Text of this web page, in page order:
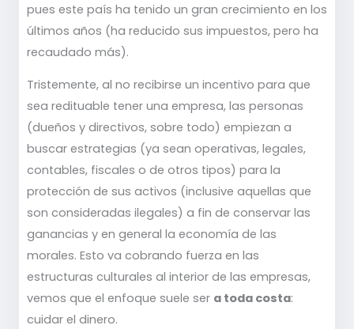
pues este país ha tenido un gran crecimiento en los
últimos años (ha reducido sus impuestos, pero ha
recaudado más).
Tristemente, al no recibirse un incentivo para que
sea redituable tener una empresa, las personas
(dueños y directivos, sobre todo) empiezan a
buscar estrategias (ya sean operativas, legales,
contables, fiscales o de otros tipos) para la
protección de sus activos (inclusive aquellas que
son consideradas ilegales) a fin de conservar las
ganancias y en general la economía de las
morales. Esto va cobrando fuerza en las
estructuras culturales al interior de las empresas,
vemos que el enfoque suele ser a toda costa:
cuidar el dinero.